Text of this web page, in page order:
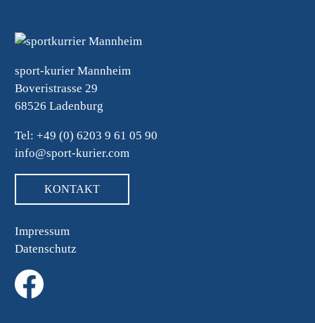
sport-kurier Mannheim
Boveristrasse 29
68526 Ladenburg
Tel: +49 (0) 6203 9 61 05 90
info@sport-kurier.com
KONTAKT
Impressum
Datenschutz